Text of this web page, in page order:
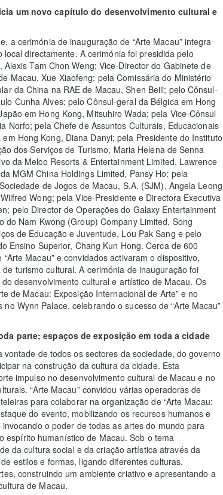
um novo capítulo do desenvolvimento cultural e
a cerimónia de inauguração de “Arte Macau” integra
directamente. A cerimónia foi presidida pelo
Tam Chon Weng; Vice-Director do Gabinete de
Macau, Xue Xiaofeng; pela Comissária do Ministério
da China na RAE de Macau, Shen Beili; pelo Cônsul-
Cunha Alves; pelo Cônsul-geral da Bélgica em Hong
em Hong Kong, Mitsuhiro Wada; pela Vice-Cônsul
Norfo; pela Chefe de Assuntos Culturais, Educacionais
Hong Kong, Diana Danyi; pela Presidente do Instituto
dos Serviços de Turismo, Maria Helena de Senna
da Melco Resorts & Entertainment Limited, Lawrence
MGM China Holdings Limited, Pansy Ho; pela
de Jogos de Macau, S.A. (SJM), Angela Leong
Wong; pela Vice-Presidente e Directora Executiva
pelo Director de Operações do Galaxy Entertainment
Nam Kwong (Group) Company Limited, Song
de Educação e Juventude, Lou Pak Sang e pelo
Ensino Superior, Chang Kun Hong. Cerca de 600
Macau” e convidados activaram o dispositivo,
turismo cultural. A cerimónia de inauguração foi
desenvolvimento cultural e artístico de Macau. Os
de Macau: Exposição Internacional de Arte” e no
Wynn Palace, celebrando o sucesso de “Arte Macau”
parte; espaços de exposição em toda a cidade
vontade de todos os sectores da sociedade, do governo
na construção da cultura da cidade. Esta
impulso no desenvolvimento cultural de Macau e no
“Arte Macau” convidou várias operadoras de
para colaborar na organização de “Arte Macau:
do evento, mobilizando os recursos humanos e
o poder de todas as artes do mundo para
espírito humanístico de Macau. Sob o tema
da cultura social e da criação artística através da
estilos e formas, ligando diferentes culturas,
construindo um ambiente criativo e apresentando a
de Macau.